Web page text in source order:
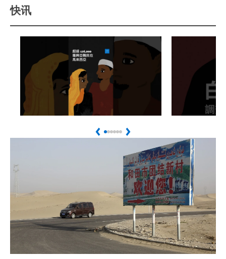
快讯
馬來西亞強制遣返緬甸難
中國異
遣返中
PreviousNext